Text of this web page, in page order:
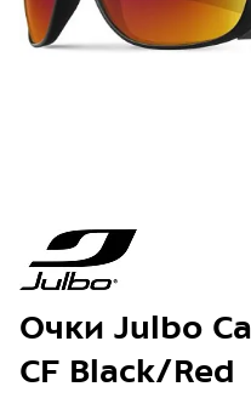
Очки Julbo
CF Black/Red